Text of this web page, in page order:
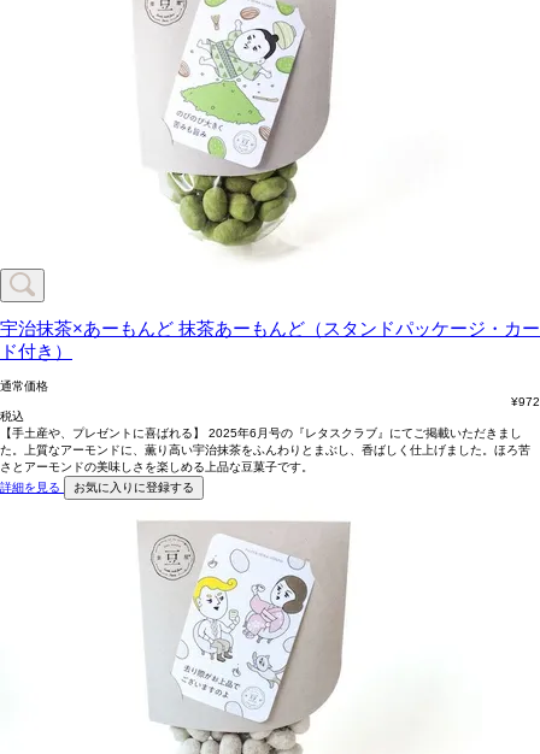
宇治抹茶×あーもんど 抹茶あーもんど（スタンドパッケージ・カー
ド付き）
通常価格
¥972
税込
【手土産や、プレゼントに喜ばれる】 2025年6月号の『レタスクラブ』にてご掲載いただきまし
た。上質なアーモンドに、薫り高い宇治抹茶をふんわりとまぶし、香ばしく仕上げました。ほろ苦
さとアーモンドの美味しさを楽しめる上品な豆菓子です。
詳細を見る
お気に入りに登録する